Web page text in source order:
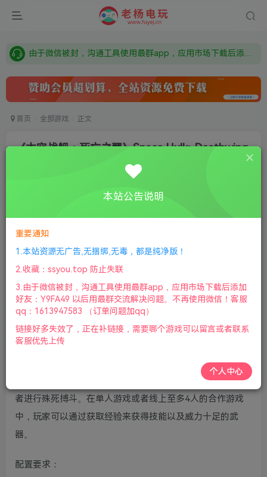
需要什么游戏请联系客服，若链接失效请联系客服，百度网盘边上的激活码也是解压密码
由于微信被封，沟通工具使用最群app，应用市场下载后添加好友：Y9FA49 以后用最群交流解决问题。不再使用微信！
首页 全部游戏 正文
《太空战舰：死亡之翼》Space Hulk: Deathwing
①下载安装教程 ②下载安装视频教程 ③ 游戏运行
版本介绍：v2.44增强终极版|容量30GB|官方简体中文|支持
键盘.鼠标.手柄|2022年03月11号更新
游戏视频预览：点击查看
游戏介绍：
《太空弃舰：死亡之翼威力加强版》是《战锤40K》宇宙中
FPS游戏的终极版。 作为一名星际战士，玩家将与基因窃取
者进行殊死搏斗。在单人游戏或者线上至多4人的合作游戏
中，玩家可以通过获取经验来获得技能以及威力十足的武
器。
配置要求：
本站公告说明
重要通知
1.本站资源无广告,无捆绑,无毒，都是纯净版！
2.收藏：ssyou.top 防止失联
3.由于微信被封，沟通工具使用最群app，应用市场下载后添加
好友：Y9FA49 以后用最群交流解决问题。不再使用微信！客服
qq：1613947583 （订单问题加qq）
链接好多失效了，正在补链接，需要哪个游戏可以留言或者联系
客服优先上传
个人中心